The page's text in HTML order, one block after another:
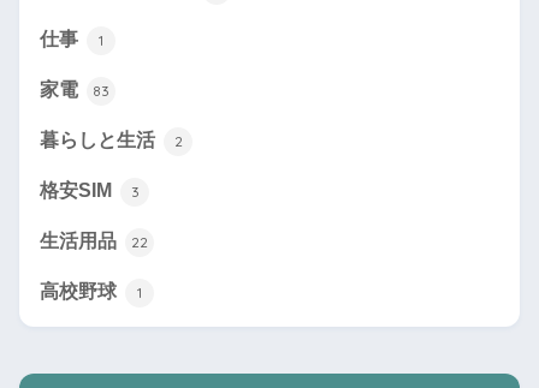
仕事 1
家電 83
暮らしと生活 2
格安SIM 3
生活用品 22
高校野球 1